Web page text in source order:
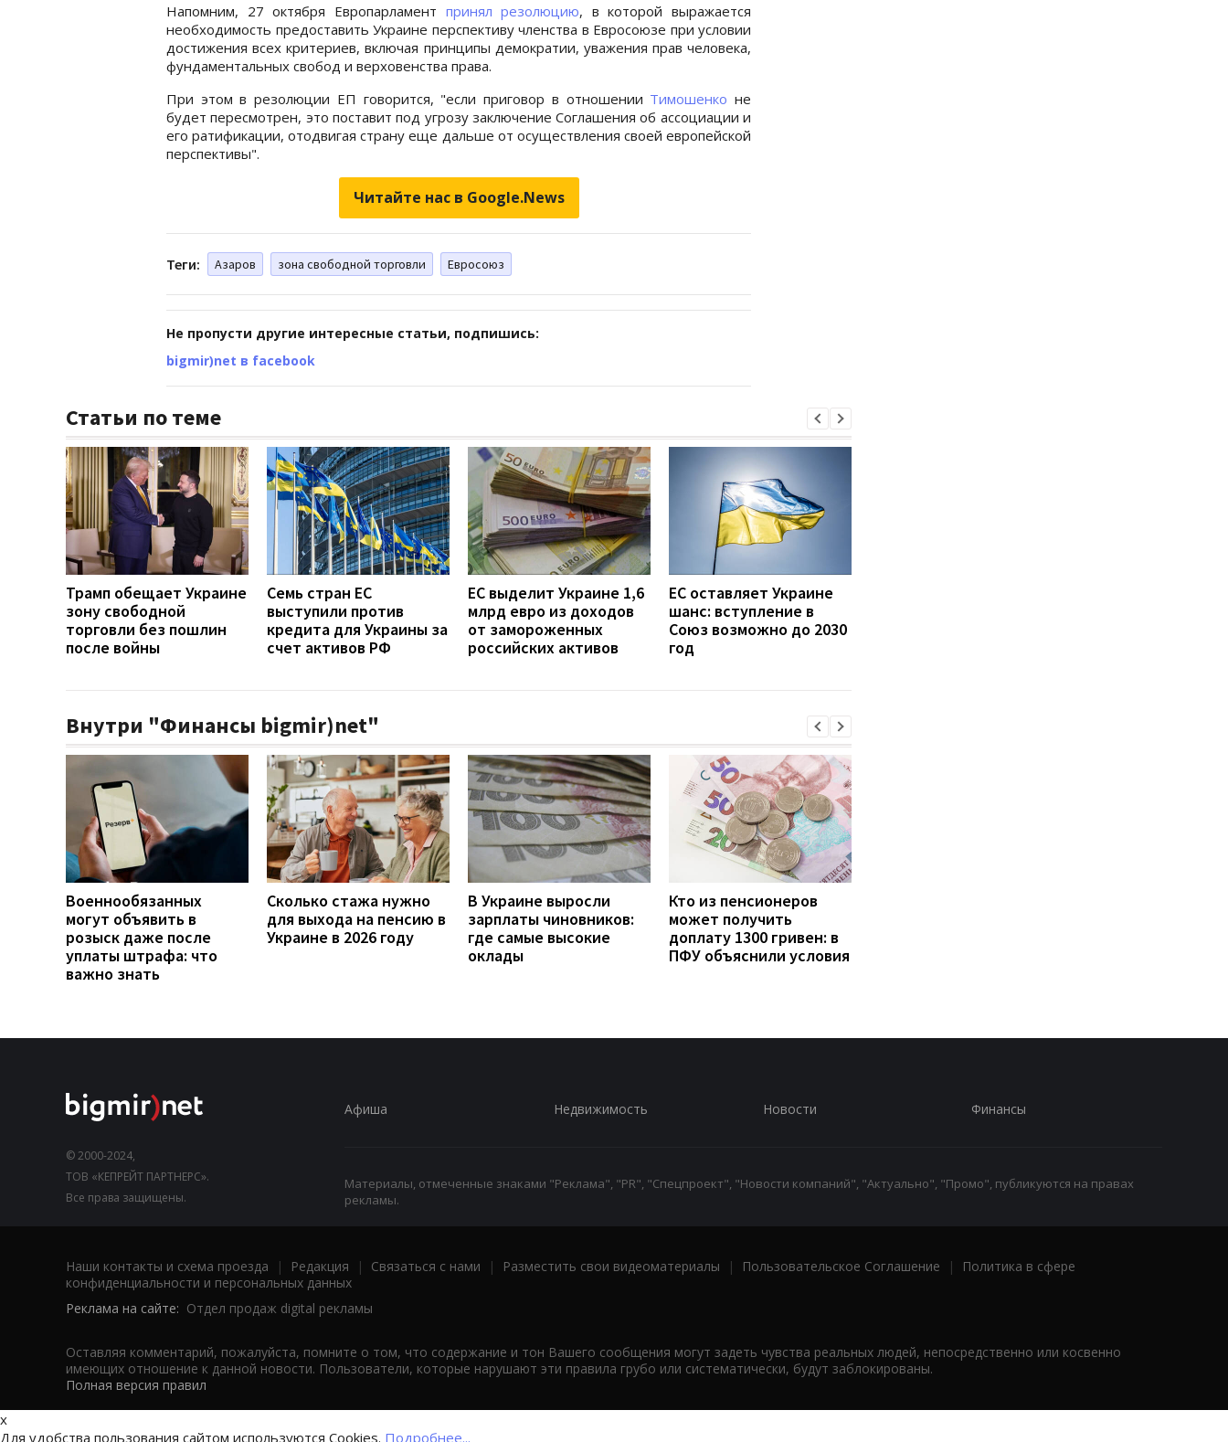
Напомним, 27 октября Европарламент принял резолюцию, в которой выражается
необходимость предоставить Украине перспективу членства в Евросоюзе при условии
достижения всех критериев, включая принципы демократии, уважения прав человека,
фундаментальных свобод и верховенства права.
При этом в резолюции ЕП говорится, "если приговор в отношении Тимошенко не
будет пересмотрен, это поставит под угрозу заключение Соглашения об ассоциации и
его ратификации, отодвигая страну еще дальше от осуществления своей европейской
перспективы".
Читайте нас в Google.News
Теги: Азаров зона свободной торговли Евросоюз
Не пропусти другие интересные статьи, подпишись:
bigmir)net в facebook
Статьи по теме
Трамп обещает Украине
зону свободной
торговли без пошлин
после войны
Семь стран ЕС
выступили против
кредита для Украины за
счет активов РФ
ЕС выделит Украине 1,6
млрд евро из доходов
от замороженных
российских активов
ЕС оставляет Украине
шанс: вступление в
Союз возможно до 2030
год
Внутри "Финансы bigmir)net"
Военнообязанных
могут объявить в
розыск даже после
уплаты штрафа: что
важно знать
Сколько стажа нужно
для выхода на пенсию в
Украине в 2026 году
В Украине выросли
зарплаты чиновников:
где самые высокие
оклады
Кто из пенсионеров
может получить
доплату 1300 гривен: в
ПФУ объяснили условия
© 2000-2024,
ТОВ «КЕПРЕЙТ ПАРТНЕРС».
Все права защищены.
Афиша Недвижимость Новости Финансы
Материалы, отмеченные знаками "Реклама", "PR", "Спецпроект", "Новости компаний", "Актуально", "Промо", публикуются на правах
рекламы.
Наши контакты и схема проезда | Редакция | Связаться с нами | Разместить свои видеоматериалы | Пользовательское Соглашение |
Политика в сфере
конфиденциальности и персональных данных
Реклама на сайте: Отдел продаж digital рекламы
Оставляя комментарий, пожалуйста, помните о том, что содержание и тон Вашего сообщения могут задеть чувства реальных людей, непосредственно или косвенно
имеющих отношение к данной новости. Пользователи, которые нарушают эти правила грубо или систематически, будут заблокированы.
Полная версия правил
x
Для удобства пользования сайтом используются Cookies. Подробнее...